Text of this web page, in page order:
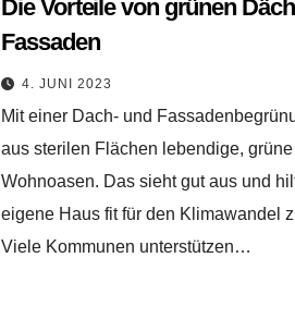
Die Vorteile von grünen
Fassaden
4. JUNI 2023
Mit einer Dach- und
aus sterilen Flächen lebendige, grüne
Wohnoasen. Das sieht gut aus und
eigene Haus fit für den Klimawandel
Viele Kommunen unterstützen…